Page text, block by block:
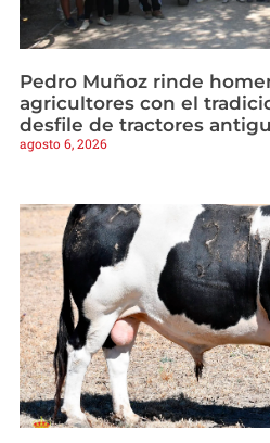
Pedro Muñoz rinde
agricultores con el
desfile de tractores
agosto 6, 2026